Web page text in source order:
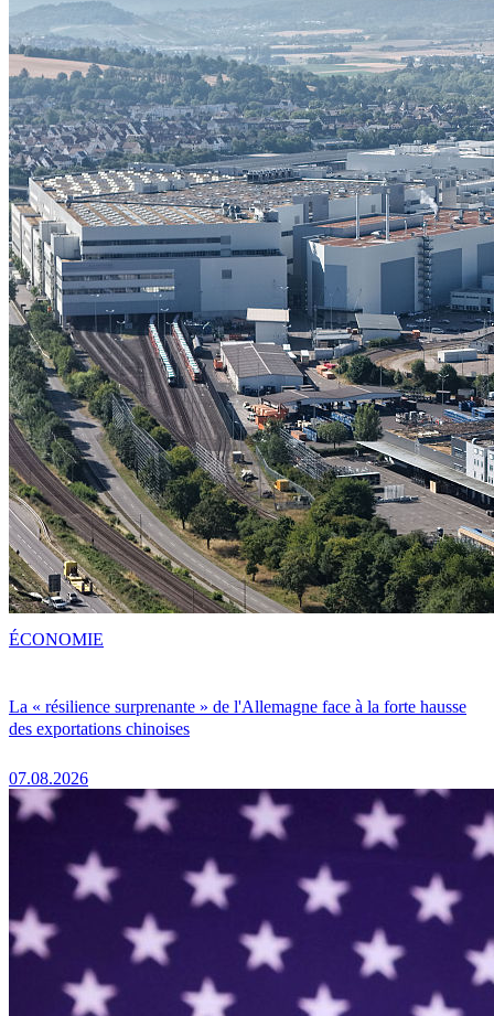
La « résilience surprenante » de l'Allemagne face à la forte hausse
des exportations chinoises
07.08.2026
ÉCONOMIE